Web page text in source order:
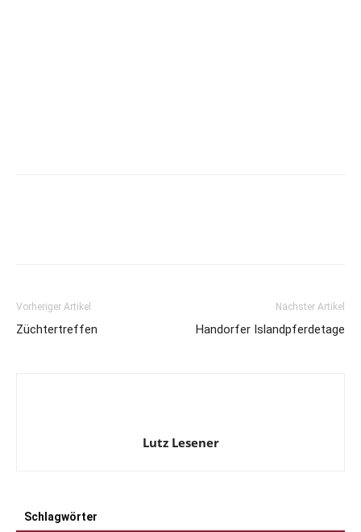
Vorheriger Artikel
Züchtertreffen
Nächster Artikel
Handorfer Islandpferdetage
Lutz Lesener
Schlagwörter